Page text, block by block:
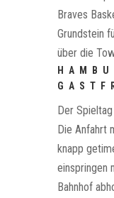
Braves
Grundstein
über die
Der
Die Anfahrt
knapp
einspringen
Bahnhof